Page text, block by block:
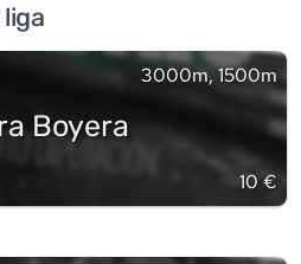
3000m, 1500m
Boyera
10 €